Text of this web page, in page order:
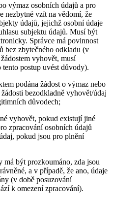
výmaz osobních údajů a pro
nezbytné vzít na vědomí, že
údajů, jejichž osobní údaje
subjektu údajů. Musí být
Správce má povinnost
bez zbytečného odkladu (v
vyhovět, musí
postup uvést důvody).
podána žádost o výmaz nebo
bezodkladně vyhovět/údaj
důvodech;
vyhovět, pokud existují jiné
zpracování osobních údajů
pokud jsou pro plnění
má být prozkoumáno, zda jsou
a v případě, že ano, údaje
(v době posuzování
k omezení zpracování).